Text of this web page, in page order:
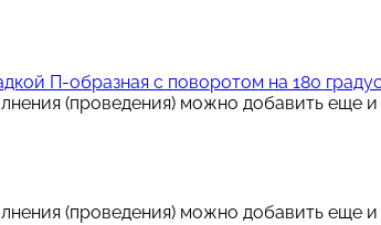
П-образная с поворотом на 180
(проведения) можно добавить еще
(проведения) можно добавить еще